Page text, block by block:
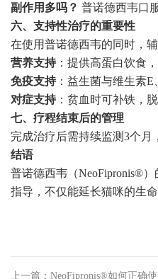
副作用多吗？ 普诺德西韦口
六、支持性治疗的重要性
在使用普诺德西韦的同时，
营养支持：提供高蛋白饮食
免疫支持：益生菌与维生素E
对症支持：贫血时可补铁，脱
七、疗程结束后的管理
完成治疗后需持续监测3个
结语
普诺德西韦（NeoFipronis®
指导，不仅能延长猫咪的生
上一篇：NeoFipronis®如何正确